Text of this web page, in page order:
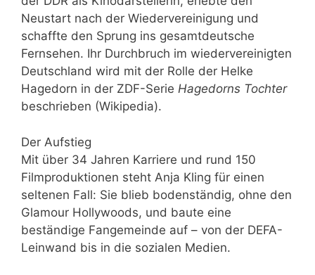
Neustart nach der Wiedervereinigung und
schaffte den Sprung ins gesamtdeutsche
Fernsehen. Ihr Durchbruch im wiedervereinigten
Deutschland wird mit der Rolle der Helke
Hagedorn in der ZDF-Serie Hagedorns Tochter
beschrieben (Wikipedia).
Der Aufstieg
Mit über 34 Jahren Karriere und rund 150
Filmproduktionen steht Anja Kling für einen
seltenen Fall: Sie blieb bodenständig, ohne den
Glamour Hollywoods, und baute eine
beständige Fangemeinde auf – von der DEFA-
Leinwand bis in die sozialen Medien.